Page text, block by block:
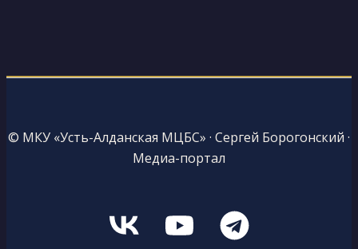
© МКУ «Усть-Алданская МЦБС» · Сергей Борогонский ·
Медиа-портал